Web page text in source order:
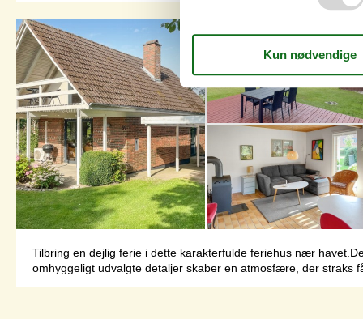
Tilbring en dejlig ferie i dette karakterfulde feriehus nær
omhyggeligt udvalgte detaljer skaber en atmosfære, der straks